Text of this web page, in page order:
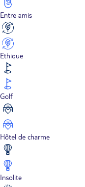
Entre amis
Ethique
Golf
Hôtel de charme
Insolite